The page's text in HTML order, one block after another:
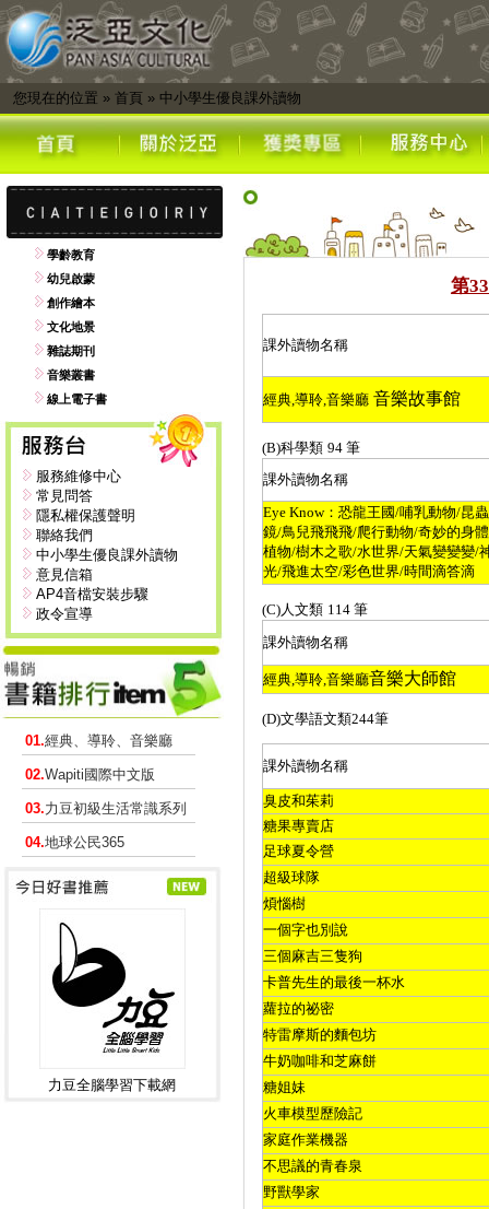
您現在的位置 » 首頁 » 中小學生優良課外讀物
學齡教育
幼兒啟蒙
創作繪本
文化地景
雜誌期刊
音樂叢書
線上電子書
服務維修中心
常見問答
隱私權保護聲明
聯絡我們
中小學生優良課外讀物
意見信箱
AP4音檔安裝步驟
政令宣導
01.經典、導聆、音樂廳
02.Wapiti國際中文版
03.力豆初級生活常識系列
04.地球公民365
力豆全腦學習下載網
第33
課外讀物名稱
經典,導聆,音樂廳 音樂故事館
(B)科學類 94 筆
課外讀物名稱
Eye Know：恐龍王國/哺乳動物/昆
鏡/鳥兒飛飛飛/爬行動物/奇妙的身體
植物/樹木之歌/水世界/天氣變變變/
光/飛進太空/彩色世界/時間滴答滴
(C)人文類 114 筆
課外讀物名稱
經典,導聆,音樂廳音樂大師館
(D)文學語文類244筆
課外讀物名稱
臭皮和茱莉
糖果專賣店
足球夏令營
超級球隊
煩惱樹
一個字也別說
三個麻吉三隻狗
卡普先生的最後一杯水
蘿拉的祕密
特雷摩斯的麵包坊
牛奶咖啡和芝麻餅
糖姐妹
火車模型歷險記
家庭作業機器
不思議的青春泉
野獸學家